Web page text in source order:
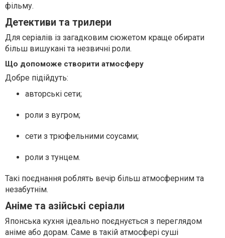
фільму.
Детективи та трилери
Для серіалів із загадковим сюжетом краще обирати
більш вишукані та незвичні роли.
Що допоможе створити атмосферу
Добре підійдуть:
авторські сети;
роли з вугром;
сети з трюфельними соусами;
роли з тунцем.
Такі поєднання роблять вечір більш атмосферним та
незабутнім.
Аніме та азійські серіали
Японська кухня ідеально поєднується з переглядом
аніме або дорам. Саме в такій атмосфері суші